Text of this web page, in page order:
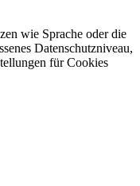
wie Sprache oder die
Daten­schutz­niveau,
für Cookies